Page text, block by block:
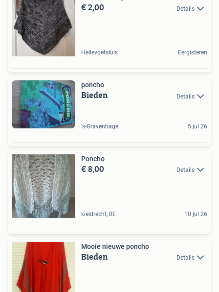
€ 2,00 Details
Hellevoetsluis Eergisteren
poncho
Bieden Details
's-Gravenhage 5 jul 26
Poncho
€ 8,00 Details
kieldrecht, BE 10 jul 26
Mooie nieuwe poncho
Bieden Details